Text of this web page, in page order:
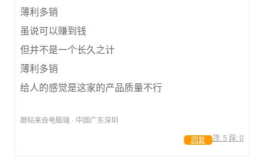
薄利多销
虽说可以赚到钱
但并不是一个长久之计
薄利多销
给人的感觉是这家的产品质量不行
跟帖来自电脑端 · 中国广东深圳
顶: 5 踩: 0
回复